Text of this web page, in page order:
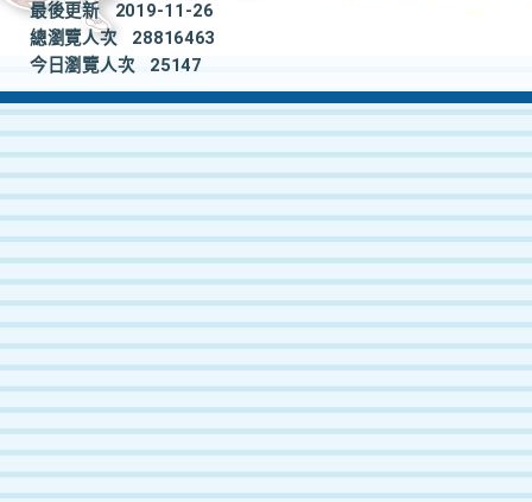
最後更新
2019-11-26
總瀏覽人次
28816463
今日瀏覽人次
25147